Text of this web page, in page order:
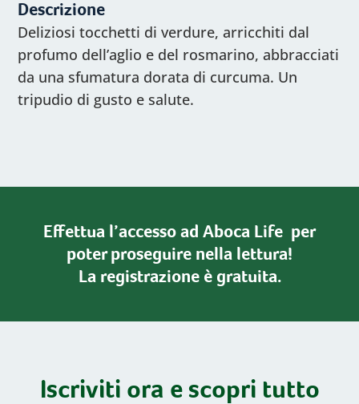
Descrizione
Deliziosi tocchetti di verdure, arricchiti dal
profumo dell’aglio e del rosmarino, abbracciati
da una sfumatura dorata di curcuma. Un
tripudio di gusto e salute.
Effettua l’accesso ad Aboca Life per
poter proseguire nella lettura!
La registrazione è gratuita.
Iscriviti ora e scopri tutto